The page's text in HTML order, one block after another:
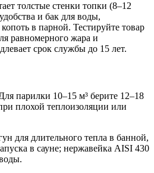
толстые стенки топки (8–12
и бак для воды,
в парной. Тестируйте товар
равномерного жара и
срок службы до 15 лет.
парилки 10–15 м³ берите 12–18
плохой теплоизоляции или
для длительного тепла в банной,
в сауне; нержавейка AISI 430